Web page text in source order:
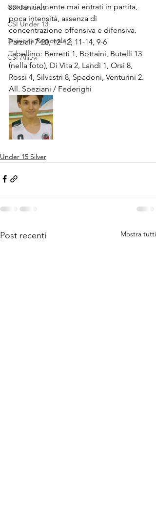
CSI Juniores
CSI Under 13
Divisione Regionale 3
CSI Allievi
sostanzialmente mai entrati in partita,
poca intensità, assenza di
concentrazione offensiva e difensiva.
Parziali 7-20, 12-12, 11-14, 9-6
Tabellino: Berretti 1, Bottaini, Butelli 13
(nella foto), Di Vita 2, Landi 1, Orsi 8,
Rossi 4, Silvestri 8, Spadoni, Venturini 2.
All. Speziani / Federighi
Under 15 Silver
Post recenti Mostra tutti